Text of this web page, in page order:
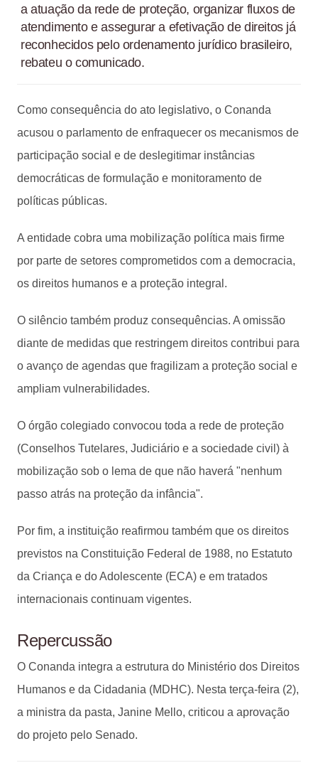
a atuação da rede de proteção, organizar fluxos de
atendimento e assegurar a efetivação de direitos já
reconhecidos pelo ordenamento jurídico brasileiro,
rebateu o comunicado.
Como consequência do ato legislativo, o Conanda
acusou o parlamento de enfraquecer os mecanismos de
participação social e de deslegitimar instâncias
democráticas de formulação e monitoramento de
políticas públicas.
A entidade cobra uma mobilização política mais firme
por parte de setores comprometidos com a democracia,
os direitos humanos e a proteção integral.
O silêncio também produz consequências. A omissão
diante de medidas que restringem direitos contribui para
o avanço de agendas que fragilizam a proteção social e
ampliam vulnerabilidades.
O órgão colegiado convocou toda a rede de proteção
(Conselhos Tutelares, Judiciário e a sociedade civil) à
mobilização sob o lema de que não haverá "nenhum
passo atrás na proteção da infância".
Por fim, a instituição reafirmou também que os direitos
previstos na Constituição Federal de 1988, no Estatuto
da Criança e do Adolescente (ECA) e em tratados
internacionais continuam vigentes.
Repercussão
O Conanda integra a estrutura do Ministério dos Direitos
Humanos e da Cidadania (MDHC). Nesta terça-feira (2),
a ministra da pasta, Janine Mello, criticou a aprovação
do projeto pelo Senado.